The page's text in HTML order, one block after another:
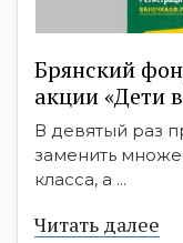
Брянский
акции «Дети
В девятый раз
заменить
класса, а ...
Читать далее